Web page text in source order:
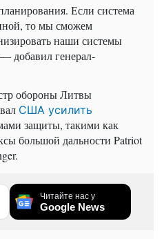
Если система
то мы сможем
наши системы
добавил генерал-
обороны Литвы
США усилить
защиты, такими как
большой дальности Patriot
Читайте нас у
Google News